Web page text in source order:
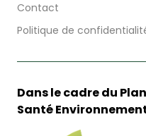
Contact
Politique de
Dans le cadre du
Santé